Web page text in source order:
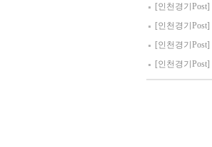
[인천경기Post]
[인천경기Post]
[인천경기Post]
[인천경기Post]